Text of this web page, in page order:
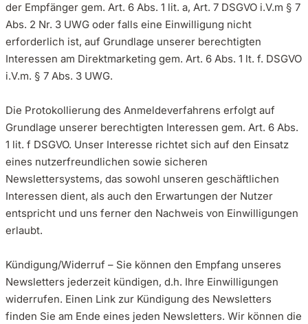
der Empfänger gem. Art. 6 Abs. 1 lit. a, Art. 7 DSGVO i.V.m § 7
Abs. 2 Nr. 3 UWG oder falls eine Einwilligung nicht
erforderlich ist, auf Grundlage unserer berechtigten
Interessen am Direktmarketing gem. Art. 6 Abs. 1 lt. f. DSGVO
i.V.m. § 7 Abs. 3 UWG.
Die Protokollierung des Anmeldeverfahrens erfolgt auf
Grundlage unserer berechtigten Interessen gem. Art. 6 Abs.
1 lit. f DSGVO. Unser Interesse richtet sich auf den Einsatz
eines nutzerfreundlichen sowie sicheren
Newslettersystems, das sowohl unseren geschäftlichen
Interessen dient, als auch den Erwartungen der Nutzer
entspricht und uns ferner den Nachweis von Einwilligungen
erlaubt.
Kündigung/Widerruf – Sie können den Empfang unseres
Newsletters jederzeit kündigen, d.h. Ihre Einwilligungen
widerrufen. Einen Link zur Kündigung des Newsletters
finden Sie am Ende eines jeden Newsletters. Wir können die